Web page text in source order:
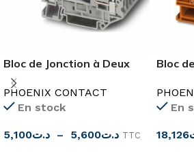
Bloc de Jonction à Deux
Etages
PHOENIX CONTACT
En stock
د.ت5,100 – د.ت5,600
TTC
Bloc
En
18,126